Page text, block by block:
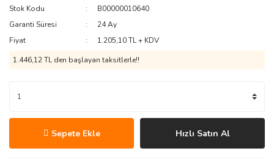
Stok Kodu
B00000010640
Garanti Süresi
24 Ay
Fiyat
1.205,10 TL + KDV
1.446,12 TL den başlayan taksitlerle!!
Sepete Ekle Hızlı Satın Al